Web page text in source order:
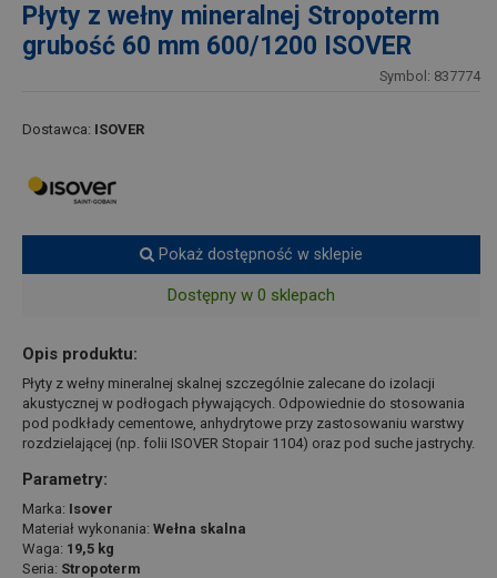
Płyty z wełny mineralnej Stropoterm
grubość 60 mm 600/1200 ISOVER
Symbol: 837774
Dostawca: ISOVER
Pokaż dostępność w sklepie
Dostępny w 0 sklepach
Opis produktu:
Płyty z wełny mineralnej skalnej szczególnie zalecane do izolacji
akustycznej w podłogach pływających. Odpowiednie do stosowania
pod podkłady cementowe, anhydrytowe przy zastosowaniu warstwy
rozdzielającej (np. folii ISOVER Stopair 1104) oraz pod suche jastrychy.
Parametry:
Marka: Isover
Materiał wykonania: Wełna skalna
Waga: 19,5 kg
Seria: Stropoterm